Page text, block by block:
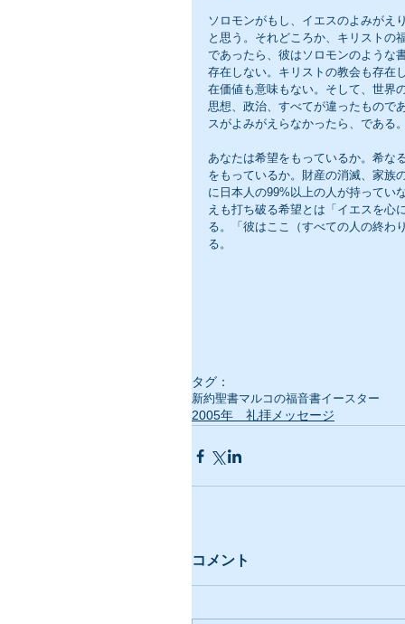
ソロモンがもし、イエスのよみがえ
と思う。それどころか、キリストの
であったら、彼はソロモンのような
存在しない。キリストの教会も存在
在価値も意味もない。そして、世界
思想、政治、すべてが違ったもので
スがよみがえらなかったら、である
あなたは希望をもっているか。希な
をもっているか。財産の消滅、家族
に日本人の99%以上の人が持ってい
えも打ち破る希望とは「イエスを心
る。「彼はここ（すべての人の終わ
る。
タグ：
新約聖書マルコの福音書イースター
2005年 礼拝メッセージ
コメント